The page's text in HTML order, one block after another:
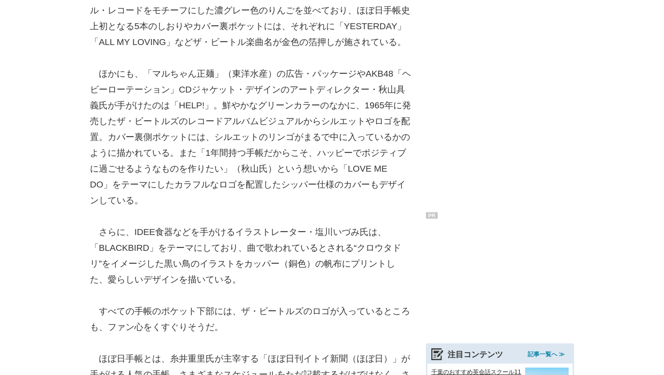
ル・レコードをモチーフにした濃グレー色のりんごを並べており、ほぼ日手帳史
上初となる5本のしおりやカバー裏ポケットには、それぞれに「YESTERDAY」
「ALL MY LOVING」などザ・ビートル楽曲名が金色の箔押しが施されている。
ほかにも、「マルちゃん正麺」（東洋水産）の広告・パッケージやAKB48「ヘ
ビーローテーション」CDジャケット・デザインのアートディレクター・秋山具
義氏が手がけたのは「HELP!」。鮮やかなグリーンカラーのなかに、1965年に発
売したザ・ビートルズのレコードアルバムビジュアルからシルエットやロゴを配
置。カバー裏側ポケットには、シルエットのリンゴがまるで中に入っているかの
ように描かれている。また「1年間持つ手帳だからこそ、ハッピーでポジティブ
に過ごせるようなものを作りたい」（秋山氏）という想いから「LOVE ME
DO」をテーマにしたカラフルなロゴを配置したシッパー仕様のカバーもデザイ
ンしている。
さらに、IDEE食器などを手がけるイラストレーター・塩川いづみ氏は、
「BLACKBIRD」をテーマにしており、曲で歌われているとされる“クロウタド
リ”をイメージした黒い鳥のイラストをカッパー（銅色）の帆布にプリントし
た、愛らしいデザインを描いている。
すべての手帳のポケット下部には、ザ・ビートルズのロゴが入っているところ
も、ファン心をくすぐりそうだ。
ほぼ日手帳とは、糸井重里氏が主宰する「ほぼ日刊イトイ新聞（ほぼ日）」が
PR
注目コンテンツ 記事一覧へ ≫
千葉のおすすめ英会話スクール11